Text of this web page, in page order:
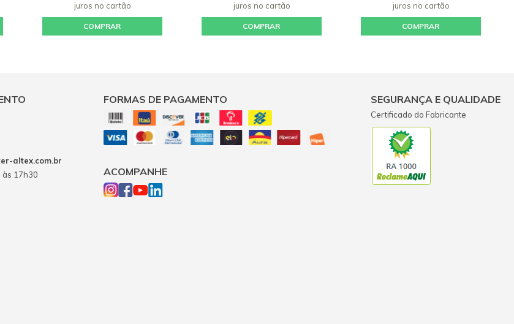
juros no cartão
COMPRAR
juros no cartão
COMPRAR
juros no cartão
COMPRAR
altex.com.br
às 17h30
FORMAS DE PAGAMENTO
ACOMPANHE
SEGURANÇA E QUALIDADE
Certificado do Fabricante